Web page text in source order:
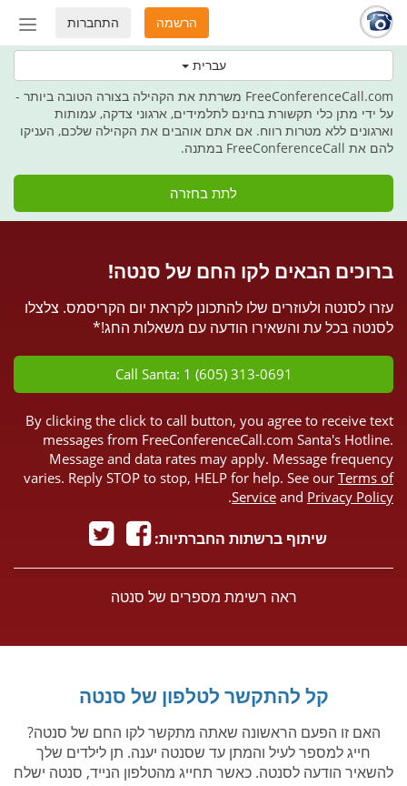
עברית
מצב
התחברות הרשמה
בחג הזה מעניקים תקשורת כמתנה
FreeConferenceCall.com משרתת את הקהילה בצורה הטובה ביותר -
על ידי מתן כלי תקשורת בחינם לתלמידים, ארגוני צדקה, עמותות
וארגונים ללא מטרות רווח. אם אתם אוהבים את הקהילה שלכם, העניקו
להם את FreeConferenceCall במתנה.
לתת בחזרה
ברוכים הבאים לקו החם של סנטה!
עזרו לסנטה ולעוזרים שלו להתכונן לקראת יום הקריסמס. צלצלו
לסנטה בכל עת והשאירו הודעה עם משאלות החג!*
Call Santa: 1 (605) 313-0691
By clicking the click to call button, you agree to receive text
messages from FreeConferenceCall.com Santa's Hotline.
Message and data rates may apply. Message frequency
varies. Reply STOP to stop, HELP for help. See our Terms of
Service and Privacy Policy
.
שיתוף ברשתות החברתיות:
ראה רשימת מספרים של סנטה
קל להתקשר לטלפון של סנטה
האם זו הפעם הראשונה שאתה מתקשר לקו החם של סנטה?
חייג למספר לעיל והמתן עד שסנטה יענה. תן לילדים שלך
להשאיר הודעה לסנטה. כאשר תחייג מהטלפון הנייד, סנטה ישלח